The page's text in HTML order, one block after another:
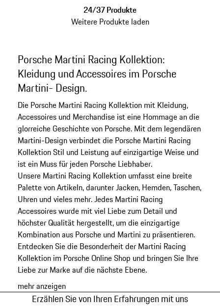
24/37 Produkte
Weitere Produkte laden
Porsche Martini Racing Kollektion:
Kleidung und Accessoires im Porsche
Martini- Design.
Die Porsche Martini Racing Kollektion mit Kleidung,
Accessoires und Merchandise ist eine Hommage an die
glorreiche Geschichte von Porsche. Mit dem legendären
Martini-Design verbindet die Porsche Martini Racing
Kollektion Stil und Leistung auf einzigartige Weise und
ist ein Muss für jeden Porsche Liebhaber.
Unsere Martini Racing Kollektion umfasst eine breite
Palette von Artikeln, darunter Jacken, Hemden, Taschen,
Uhren und vieles mehr. Jedes Martini Racing
Accessoires wurde mit viel Liebe zum Detail und
höchster Qualität hergestellt, um die einzigartige
Kombination aus Porsche und Martini zu präsentieren.
Entdecken Sie die Besonderheit der Martini Racing
Kollektion im Porsche Online Shop und bringen Sie Ihre
Liebe zur Marke auf die nächste Ebene.
mehr anzeigen
Erzählen Sie von Ihren Erfahrungen mit uns